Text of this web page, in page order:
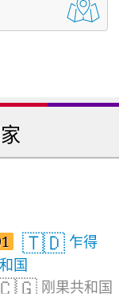
🇹🇩 乍得
国
刚果共和国